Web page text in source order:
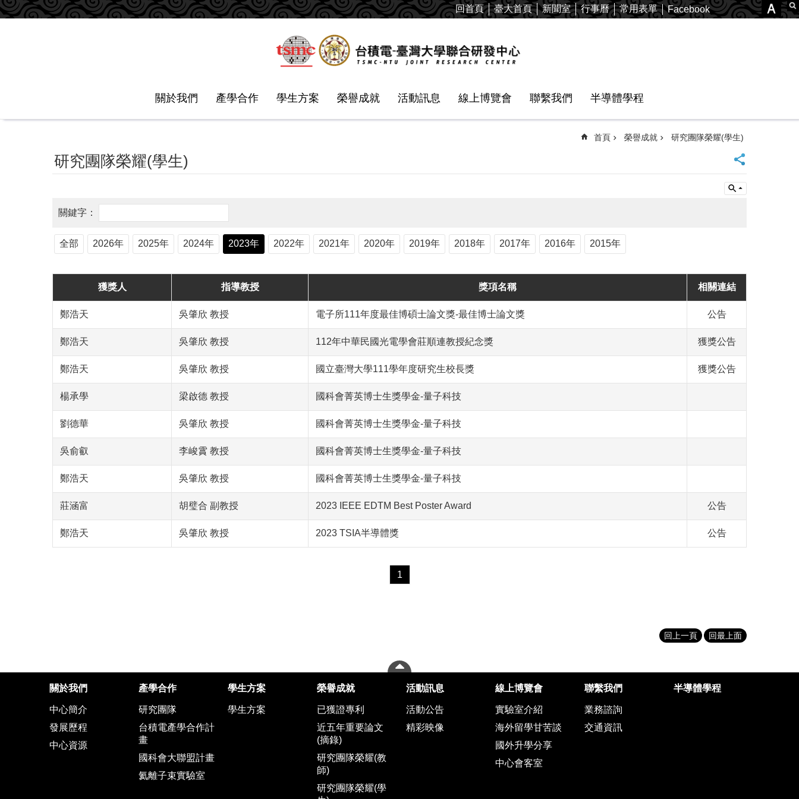
跳到主要內容區塊 回首頁 臺大首頁 新聞室 行事曆 常用表單 Facebook
關於我們 產學合作 學生方案 榮譽成就 活動訊息 線上博覽會 聯繫我們 半導體學程
首頁 榮譽成就 研究團隊榮耀(學生)
研究團隊榮耀(學生)
全部 2026年 2025年 2024年 2023年 2022年 2021年 2020年 2019年 2018年 2017年 2016年 2015年
獲獎人 指導教授 獎項名稱 相關連結
鄭浩天 吳肇欣 教授 電子所111年度最佳博碩士論文獎-最佳博士論文獎 公告
鄭浩天 吳肇欣 教授 112年中華民國光電學會莊順連教授紀念獎 獲獎公告
鄭浩天 吳肇欣 教授 國立臺灣大學111學年度研究生校長獎 獲獎公告
楊承學 梁啟德 教授 國科會菁英博士生獎學金-量子科技
劉德華 吳肇欣 教授 國科會菁英博士生獎學金-量子科技
吳俞叡 李峻霣 教授 國科會菁英博士生獎學金-量子科技
鄭浩天 吳肇欣 教授 國科會菁英博士生獎學金-量子科技
莊涵富 胡璧合 副教授 2023 IEEE EDTM Best Poster Award 公告
鄭浩天 吳肇欣 教授 2023 TSIA半導體獎 公告
1
回上一頁 回最上面
關於我們
中心簡介
發展歷程
中心資源
產學合作
研究團隊
台積電產學合作計
畫
國科會大聯盟計畫
氦離子束實驗室
學生方案
學生方案
榮譽成就
已獲證專利
近五年重要論文
(摘錄)
研究團隊榮耀(教
師)
研究團隊榮耀(學
活動訊息
活動公告
精彩映像
線上博覽會
實驗室介紹
海外留學甘苦談
國外升學分享
中心會客室
聯繫我們
業務諮詢
交通資訊
半導體學程